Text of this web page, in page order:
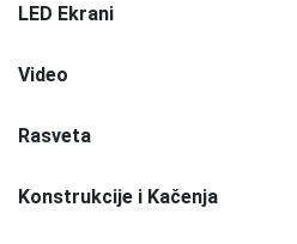
LED Ekrani
Video
Rasveta
Konstrukcije i Kačenja